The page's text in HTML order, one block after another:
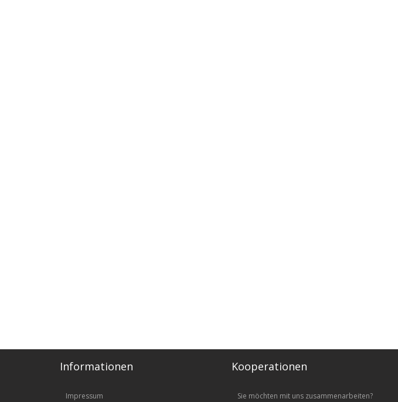
Informationen
Impressum
Kooperationen
Sie möchten mit uns zusammenarbeiten?